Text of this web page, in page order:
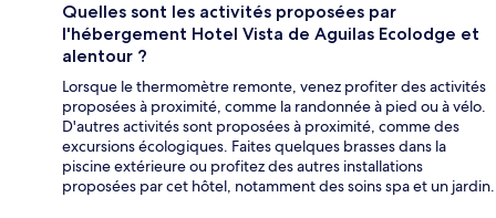
Quelles sont les activités proposées par
l'hébergement Hotel Vista de Aguilas Ecolodge et
alentour ?
Lorsque le thermomètre remonte, venez profiter des activités
proposées à proximité, comme la randonnée à pied ou à vélo.
D'autres activités sont proposées à proximité, comme des
excursions écologiques. Faites quelques brasses dans la
piscine extérieure ou profitez des autres installations
proposées par cet hôtel, notamment des soins spa et un jardin.